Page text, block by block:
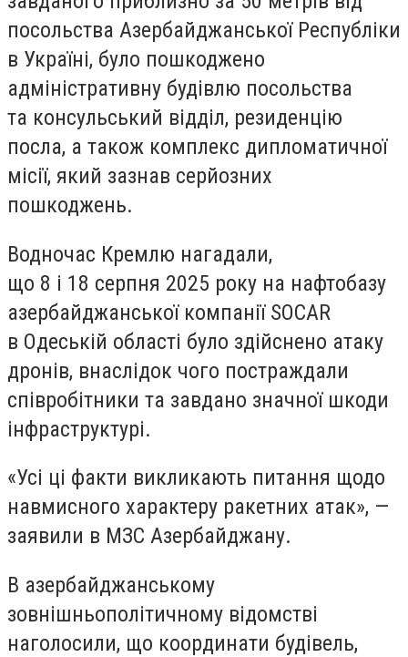
посольства Азербайджанської Республіки
в Україні, було пошкоджено
адміністративну будівлю посольства
та консульський відділ, резиденцію
посла, а також комплекс дипломатичної
місії, який зазнав серйозних
пошкоджень.
Водночас Кремлю нагадали,
що 8 і 18 серпня 2025 року на нафтобазу
азербайджанської компанії SOCAR
в Одеській області було здійснено атаку
дронів, внаслідок чого постраждали
співробітники та завдано значної шкоди
інфраструктурі.
«Усі ці факти викликають питання щодо
навмисного характеру ракетних атак», —
заявили в МЗС Азербайджану.
В азербайджанському
зовнішньополітичному відомстві
наголосили, що координати будівель,